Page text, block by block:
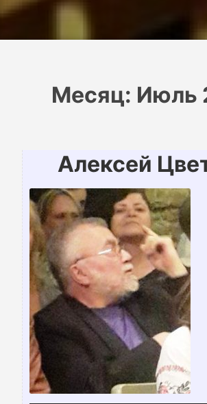
Месяц: Июль
Алексей